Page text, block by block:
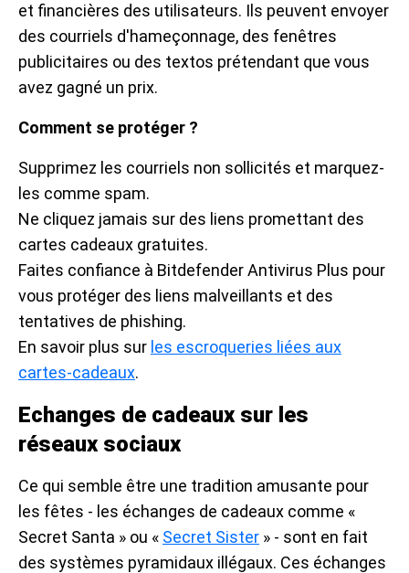
et financières des utilisateurs. Ils peuvent envoyer
des courriels d'hameçonnage, des fenêtres
publicitaires ou des textos prétendant que vous
avez gagné un prix.
Comment se protéger ?
Supprimez les courriels non sollicités et marquez-
les comme spam.
Ne cliquez jamais sur des liens promettant des
cartes cadeaux gratuites.
Faites confiance à Bitdefender Antivirus Plus pour
vous protéger des liens malveillants et des
tentatives de phishing.
En savoir plus sur les escroqueries liées aux
cartes-cadeaux.
Echanges de cadeaux sur les
réseaux sociaux
Ce qui semble être une tradition amusante pour
les fêtes - les échanges de cadeaux comme «
Secret Santa » ou « Secret Sister » - sont en fait
des systèmes pyramidaux illégaux. Ces échanges